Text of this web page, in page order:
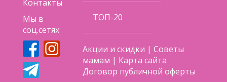
Контакты
Мы в
соц.сетях
ТОП-20
Акции и скидки |Советы
мамам | Карта сайта
Договор публичной оферты